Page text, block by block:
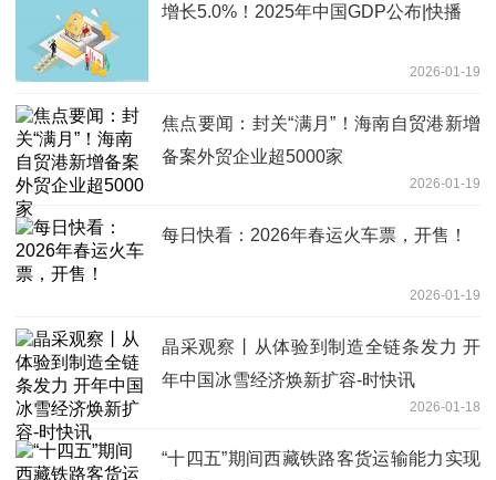
增长5.0%！2025年中国GDP公布|快播
2026-01-19
焦点要闻：封关“满月”！海南自贸港新增
备案外贸企业超5000家
2026-01-19
每日快看：2026年春运火车票，开售！
2026-01-19
晶采观察丨从体验到制造全链条发力 开
年中国冰雪经济焕新扩容-时快讯
2026-01-18
“十四五”期间西藏铁路客货运输能力实现